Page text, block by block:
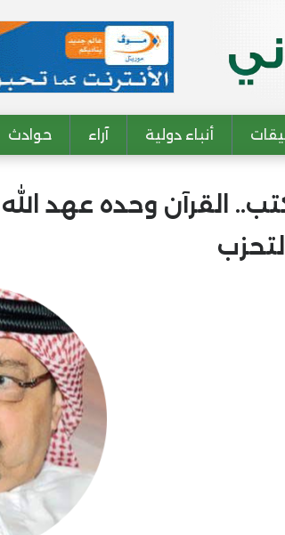
أنباء دولية آراء حوادث
القرآن وحده عهد الله